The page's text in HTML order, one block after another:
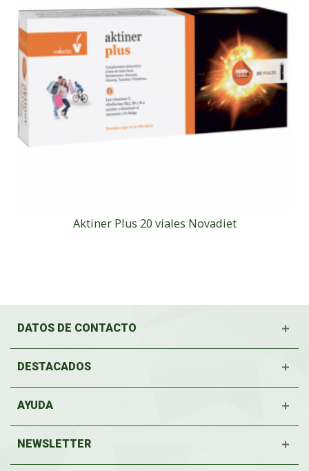
Aktiner Plus 20 viales Novadiet
DATOS DE CONTACTO
DESTACADOS
AYUDA
NEWSLETTER